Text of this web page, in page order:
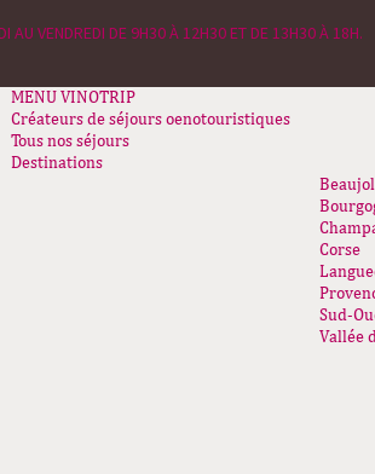
AU VENDREDI DE 9H30 À 12H30 ET DE 13H30 À 18H.
MENU VINOTRIP
Créateurs de séjours oenotouristiques
Tous nos séjours
Destinations
Corse
Sud-
Vallée